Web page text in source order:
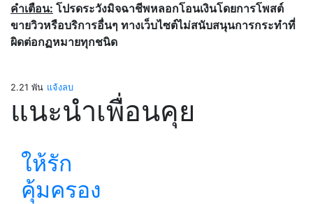
คำเตือน: โปรดระวังมิจฉาชีพหลอกโอนเงินโดยการโพสต์
ขายวิวหรือบริการอื่นๆ ทางเว็บไซต์ไม่สนับสนุนการกระทำที่
ผิดต่อกฏหมายทุกชนิด
2.21 พัน แจ้งลบ
แนะนำเพื่อนคุย
ให้รัก
คุ้มครอง